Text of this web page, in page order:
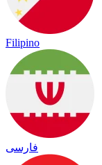
Filipino
فارسی